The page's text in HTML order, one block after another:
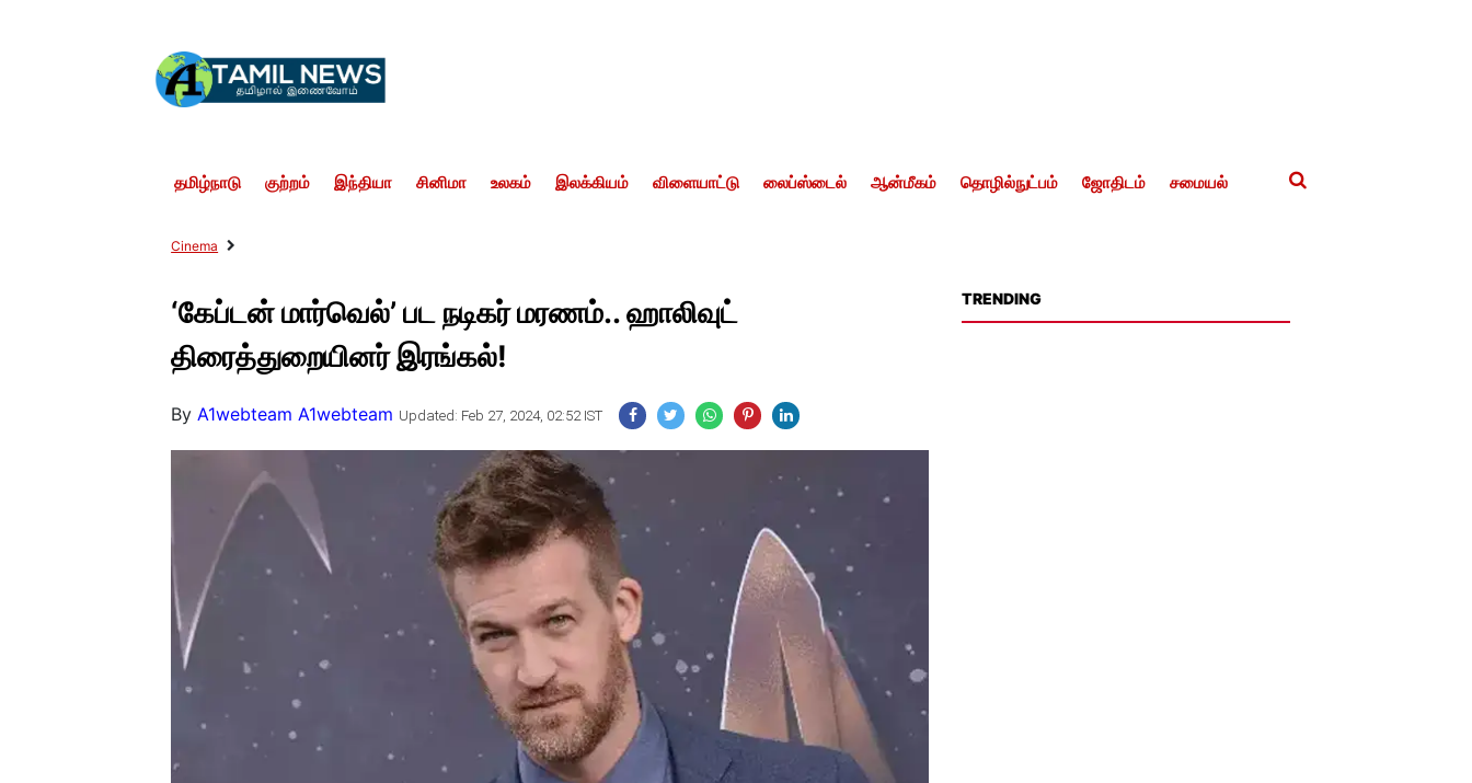
தமிழ்நாடு குற்றம் இந்தியா சினிமா உலகம் இலக்கியம் விளையாட்டு லைப்ஸ்டைல் ஆன்மீகம் தொழில்நுட்பம் ஜோதிடம் சமையல்
Cinema
‘கேப்டன் மார்வெல்’ பட நடிகர் மரணம்.. ஹாலிவுட்
திரைத்துறையினர் இரங்கல்!
ByA1webteam A1webteam Updated: Feb 27, 2024, 02:52 IST
TRENDING